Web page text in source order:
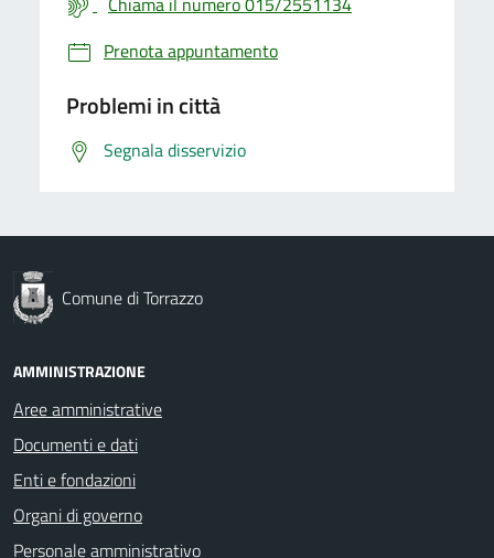
Prenota appuntamento
Problemi in città
Segnala disservizio
Comune di Torrazzo
AMMINISTRAZIONE
Aree amministrative
Documenti e dati
Enti e fondazioni
Organi di governo
Personale amministrativo